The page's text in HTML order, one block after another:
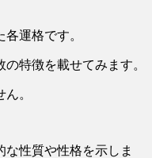
運格です。
特徴を載せてみます。
。
性質や性格を示しま